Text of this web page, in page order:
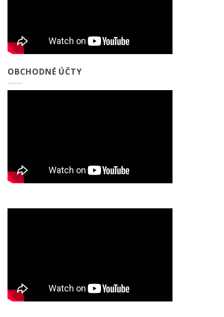
OBCHODNÉ ÚČTY